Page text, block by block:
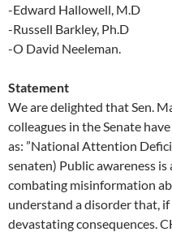
-Edward Hallowell, M.D
-Russell Barkley, Ph.D
-O David Neeleman.
Statement
We are delighted that Sen.
colleagues in the Senate
as: ”National Attention
senaten) Public awareness
combating misinformation
understand a disorder that,
devastating consequences.